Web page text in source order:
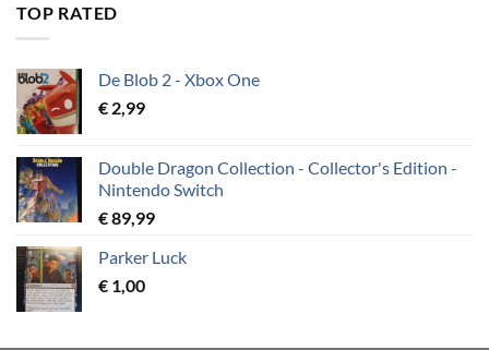
TOP RATED
De Blob 2 - Xbox One
€ 2,99
Double Dragon Collection - Collector's Edition -
Nintendo Switch
€89,99
Parker Luck
€ 1,00